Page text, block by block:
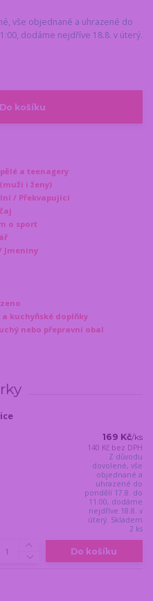
vše objednané a uhrazené do
dodáme nejdříve 18.8. v úterý.
Do košíku
a teenagery
i ženy)
/ Překvapující
o sport
Jmeniny
a kuchyňské doplňky
nebo přepravní obal
169 Kč/ks
140 Kč bez DPH
Z důvodu
dovolené, vše
objednané a
uhrazené do
pondělí 17.8. do
11:00, dodáme
nejdříve 18.8. v
úterý. Skladem
2 ks
Do košíku